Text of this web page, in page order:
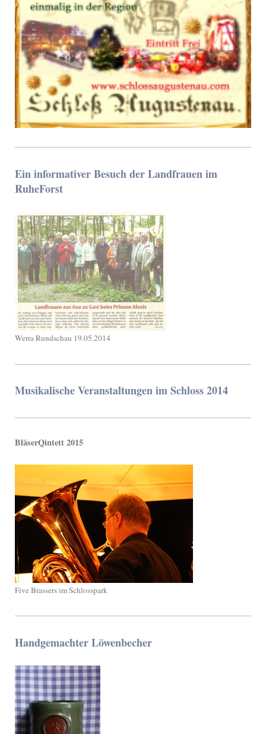
Ein informativer Besuch der Landfrauen im
RuheForst
Werra Rundschau 19.05.2014
Musikalische Veranstaltungen im Schloss 2014
BläserQintett 2015
Five Brassers im Schlosspark
Handgemachter Löwenbecher